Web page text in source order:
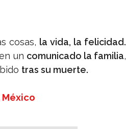
cosas, la vida, la felicidad.
un comunicado la familia,
tras su muerte.